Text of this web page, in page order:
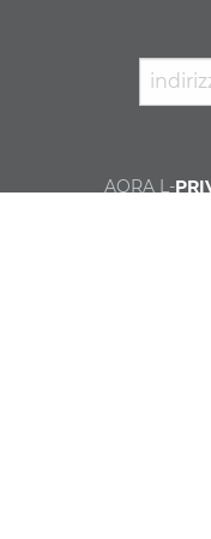
AQRA L-